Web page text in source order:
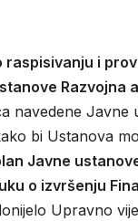
raspisivanju i
navedene
bi Ustanova
Javne
o izvršenju
Upravno